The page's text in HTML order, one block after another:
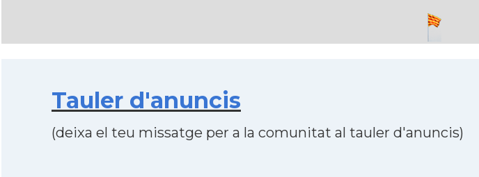
Tauler d'anuncis
(deixa el teu missatge per a la comunitat al tauler d'anuncis)